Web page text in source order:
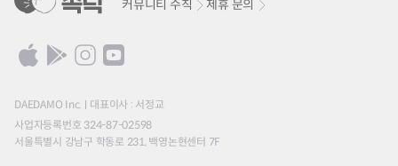
커뮤니티 수칙 제휴 문의
DAEDAMO Inc.
대표이사 : 서정교
사업자등록번호 324-87-02598
서울특별시 강남구 학동로 231, 백영논현센터 7F